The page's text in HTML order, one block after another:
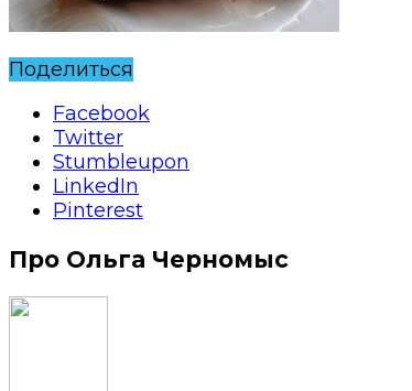
Поделиться
Facebook
Twitter
Stumbleupon
LinkedIn
Pinterest
Про Ольга Черномыс